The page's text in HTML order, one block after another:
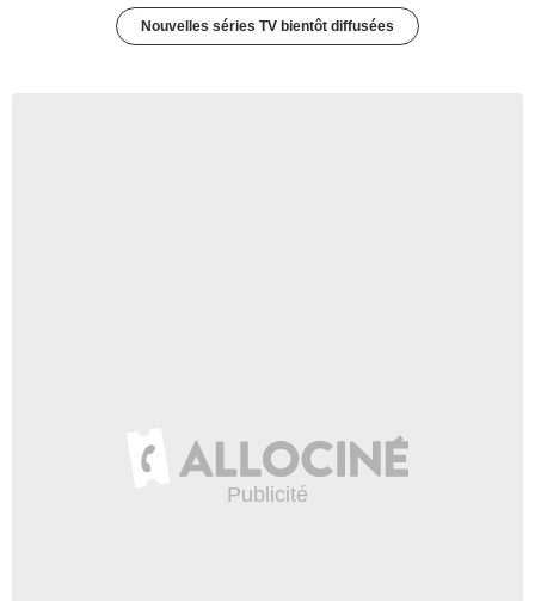
Nouvelles séries TV bientôt diffusées